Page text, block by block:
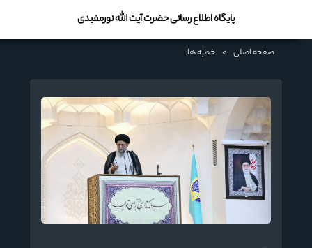
پایگاه اطلاع رسانی حضرت آیت الله نورمفیدی
صفحه اصلی > خطبه ها